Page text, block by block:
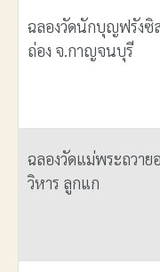
ฉลองวัดนักบุญฟรังซิ
ถ่อง จ.กาญจนบุรี
ฉลองวัดแม่พระถวาย
วิหาร ลูกแก